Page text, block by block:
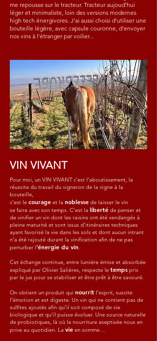
me repousse sur le tracteur. Tracteur aujoud'hui
léger et minimaliste, loin des versions modernes
high tech énergivores. J'ai aussi choisi d'utiliser une
bouteille légère, avec capsule couronne, d'envoyer
nos vins à l'étranger par voilier...
VIN VIVANT
Pour moi, un VIN VIVANT c'est l'aboutissement, la
réussite du travail du vigneron de la vigne à la
bouteille,
c'est le courage et la noblesse de laisser le vin
se faire avec son temps. C'est la liberté de penser et
de vinifier un vin dont les raisins ont été vendangés à
pleine maturité et sont issus d'itinéraires techniques
ayant favorisé la vie dans les sols et dont aucun intrant
n’a été rajouté durant la vinification afin de ne pas
perturber l'énergie du vin.
Cet échange continue, entre lumière émise et absorbée
expliqué par Olivier Salières, respecte le temps pris
par le jus pour se stabiliser et être prêt à être savouré.
On obtient un produit qui nourrit l’esprit, suscite
l’émotion et est digeste. Un vin qui ne contient pas de
sulfites ajoutés afin qu’il soit composé de vie
biologique et qu’il puisse évoluer. Une source naturelle
de probiotiques, là où la nourriture aseptisée nous en
prive au quotidien. La vie en somme…